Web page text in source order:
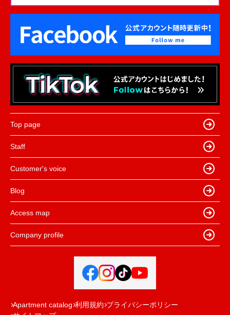
Top page
Staff
Customer's voice
Blog
Access map
Company profile
Apartment catalog 利用規約 プライバシーポリシー